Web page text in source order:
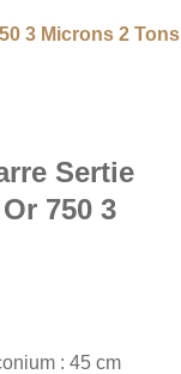
3 Microns 2 Tons
Sertie
750 3
: 45 cm